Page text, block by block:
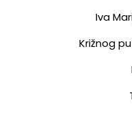
Iva
Križnog